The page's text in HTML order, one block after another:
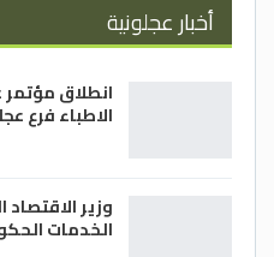
أخبار عجلونية
انطلاق مؤتمر
الاطباء فرع
وزير
الخدمات